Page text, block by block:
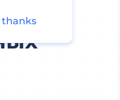
thanks